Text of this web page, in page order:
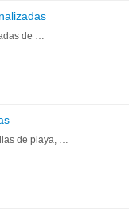
de …
de playa, …